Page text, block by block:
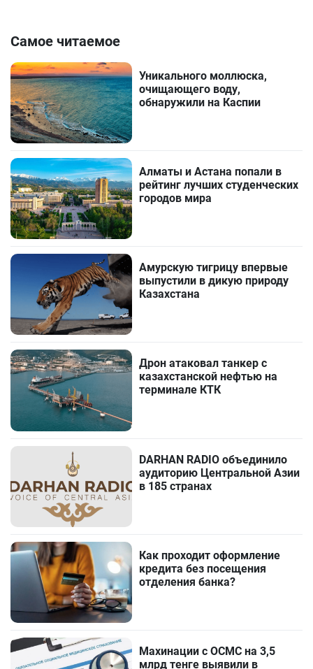
Самое читаемое
Уникального моллюска,
очищающего воду,
обнаружили на Каспии
Алматы и Астана попали в
рейтинг лучших студенческих
городов мира
Амурскую тигрицу впервые
выпустили в дикую природу
Казахстана
Дрон атаковал танкер с
казахстанской нефтью на
терминале КТК
DARHAN RADIO объединило
аудиторию Центральной Азии
в 185 странах
Как проходит оформление
кредита без посещения
отделения банка?
Махинации с ОСМС на 3,5
млрд тенге выявили в